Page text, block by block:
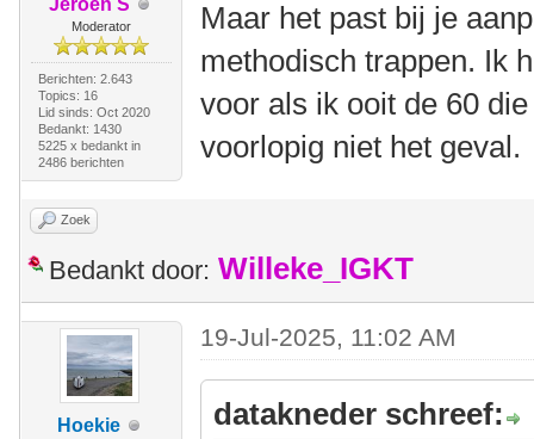
Jeroen S
Moderator
Berichten: 2.643
Topics: 16
Lid sinds: Oct 2020
Bedankt: 1430
5225 x bedankt in
2486 berichten
Maar het past bij je
methodisch trappen. Ik
voor als ik ooit de 60
voorlopig niet het geval.
Zoek
Bedankt door: Willeke_IGKT
Hoekie
19-Jul-2025, 11:02 AM
datakneder schreef: